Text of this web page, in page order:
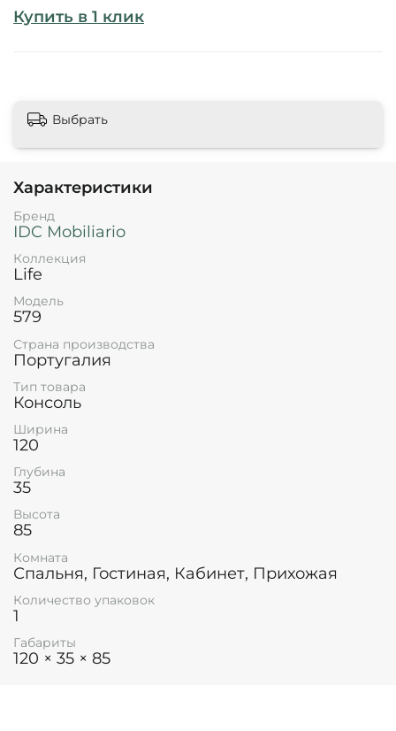
Купить в 1 клик
Выбрать
Характеристики
Бренд
IDC Mobiliario
Коллекция
Life
Модель
579
Страна производства
Португалия
Тип товара
Консоль
Ширина
120
Глубина
35
Высота
85
Комната
Спальня, Гостиная, Кабинет, Прихожая
Количество упаковок
1
Габариты
120 × 35 × 85